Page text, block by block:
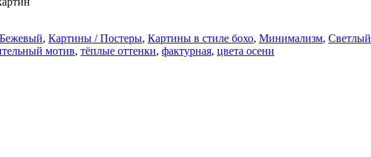
Бежевый, Картины / Постеры, Картины в стиле бохо, Минимализм, Светлый
мотив, тёплые оттенки, фактурная, цвета осени